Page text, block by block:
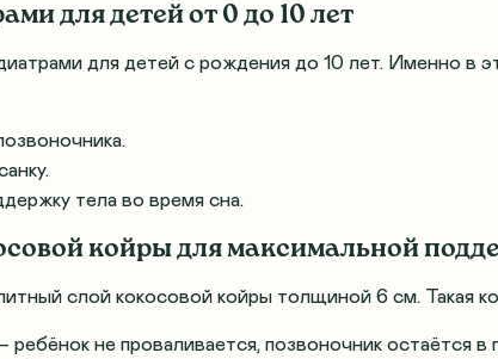
для детей от 0 до 10 лет
для детей с рождения до 10 лет. Именно в
тела во время сна.
койры для максимальной
слой кокосовой койры толщиной 6 см. Такая
ребёнок не проваливается, позвоночник остаётся